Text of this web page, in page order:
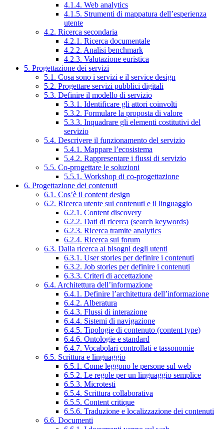
4.1.4. Web analytics
4.1.5. Strumenti di mappatura dell’esperienza
utente
4.2. Ricerca secondaria
4.2.1. Ricerca documentale
4.2.2. Analisi benchmark
4.2.3. Valutazione euristica
5. Progettazione dei servizi
5.1. Cosa sono i servizi e il service design
5.2. Progettare servizi pubblici digitali
5.3. Definire il modello di servizio
5.3.1. Identificare gli attori coinvolti
5.3.2. Formulare la proposta di valore
5.3.3. Inquadrare gli elementi costitutivi del
servizio
5.4. Descrivere il funzionamento del servizio
5.4.1. Mappare l’ecosistema
5.4.2. Rappresentare i flussi di servizio
5.5. Co-progettare le soluzioni
5.5.1. Workshop di co-progettazione
6. Progettazione dei contenuti
6.1. Cos’è il content design
6.2. Ricerca utente sui contenuti e il linguaggio
6.2.1. Content discovery
6.2.2. Dati di ricerca (search keywords)
6.2.3. Ricerca tramite analytics
6.2.4. Ricerca sui forum
6.3. Dalla ricerca ai bisogni degli utenti
6.3.1. User stories per definire i contenuti
6.3.2. Job stories per definire i contenuti
6.3.3. Criteri di accettazione
6.4. Architettura dell’informazione
6.4.1. Definire l’architettura dell’informazione
6.4.2. Alberatura
6.4.3. Flussi di interazione
6.4.4. Sistemi di navigazione
6.4.5. Tipologie di contenuto (content type)
6.4.6. Ontologie e standard
6.4.7. Vocabolari controllati e tassonomie
6.5. Scrittura e linguaggio
6.5.1. Come leggono le persone sul web
6.5.2. Le regole per un linguaggio semplice
6.5.3. Microtesti
6.5.4. Scrittura collaborativa
6.5.5. Content critique
6.5.6. Traduzione e localizzazione dei contenuti
6.6. Documenti